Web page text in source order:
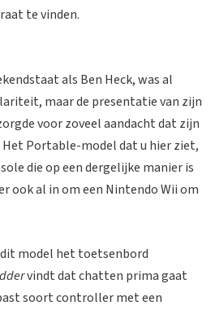
te vinden.
als Ben Heck, was al
maar de presentatie van zijn
voor zoveel aandacht dat zijn
Portable-model dat u hier ziet,
die op een dergelijke manier is
ook al in om een Nintendo Wii om
model het toetsenbord
vindt dat chatten prima gaat
soort controller met een